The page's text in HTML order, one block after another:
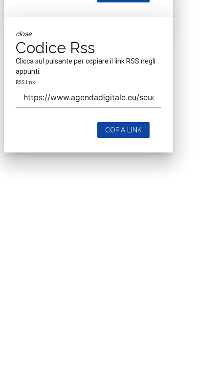
close
Codice Rss
Clicca sul pulsante per copiare il link RSS negli
appunti.
RSS link
COPIA LINK